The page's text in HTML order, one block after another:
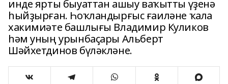
инде ярты быуаттан ашыу ваҡытты үҙенә
һыйҙырған. Һоҡландырғыс ғаиләне ҡала
хакимиәте башлығы Владимир Куликов
һәм уның урынбаҫары Альберт
Шәйхетдинов бүләкләне.